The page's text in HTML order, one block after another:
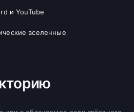
и YouTube
вселенные